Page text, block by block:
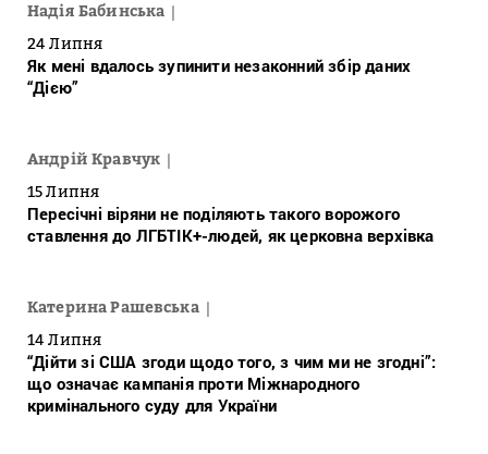
Надія Бабинська
24 Липня
Як мені вдалось зупинити незаконний збір даних
“Дією”
Андрій Кравчук
15 Липня
Пересічні віряни не поділяють такого ворожого
ставлення до ЛГБТІК+-людей, як церковна верхівка
Катерина Рашевська
14 Липня
“Дійти зі США згоди щодо того, з чим ми не згодні”:
що означає кампанія проти Міжнародного
кримінального суду для України